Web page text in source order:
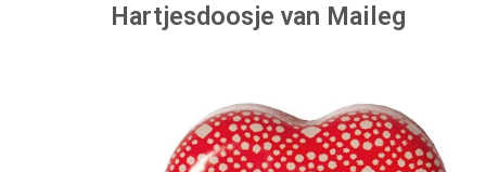
Hartjesdoosje van Maileg